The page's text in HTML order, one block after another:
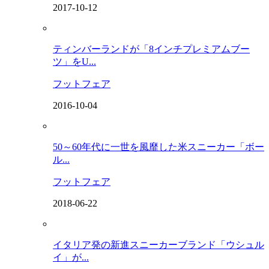
2017-10-12
ティンバーランドが「8インチプレミアムブー
ツ」をU...
フットフェア
2016-10-04
50～60年代に一世を風靡した米スニーカー「ボー
ル...
フットフェア
2018-06-22
イタリア発の新進スニーカーブランド「ウシュル
イ」が...